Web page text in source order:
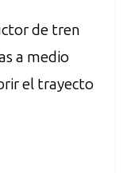
de tren
a medio
el trayecto